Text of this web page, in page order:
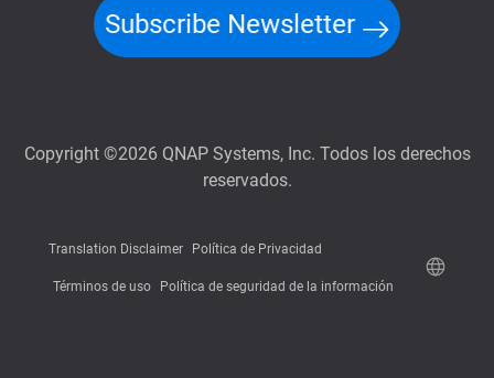
Subscribe Newsletter
Copyright ©2026 QNAP Systems, Inc. Todos los derechos
reservados.
Translation Disclaimer Política de Privacidad
Términos de uso Política de seguridad de la información